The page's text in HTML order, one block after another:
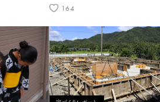
164